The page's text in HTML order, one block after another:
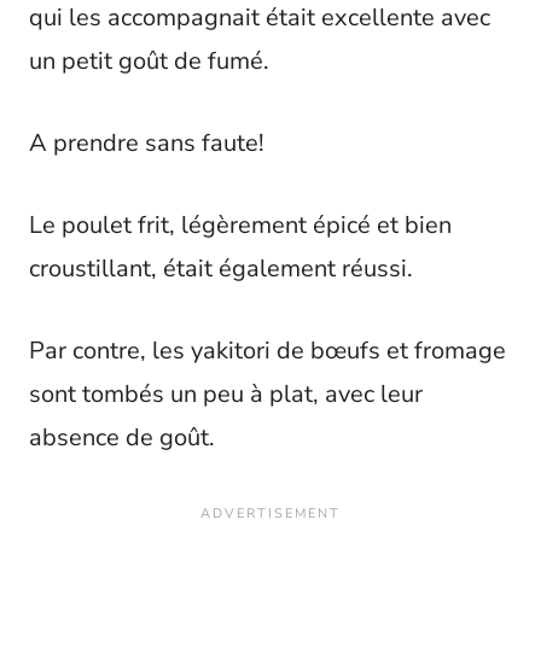
qui les accompagnait était excellente avec
un petit goût de fumé.
A prendre sans faute!
Le poulet frit, légèrement épicé et bien
croustillant, était également réussi.
Par contre, les yakitori de bœufs et fromage
sont tombés un peu à plat, avec leur
absence de goût.